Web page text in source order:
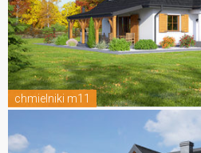
chmielniki m11